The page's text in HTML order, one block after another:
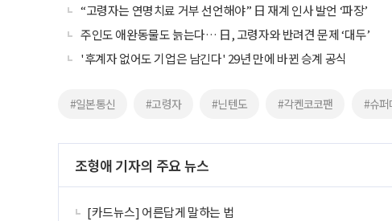
“고령자는 연명치료 거부 선언해야” 日 재계 인사 발언 ‘파장’
주인도 애완동물도 늙는다… 日, 고령자와 반려견 문제 ‘대두’
'후계자 없어도 기업은 남긴다' 29년 만에 바뀐 승계 공식
#일본통신 #고령자 #닌텐도 #각켄코코팬 #슈퍼
조형애 기자의 주요 뉴스
[카드뉴스] 어른답게 말하는 법